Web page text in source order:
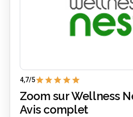
4,7/5
Zoom sur Wellness
Avis complet